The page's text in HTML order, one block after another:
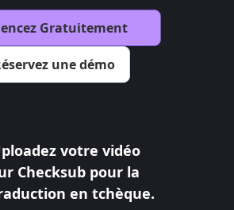
une démo
Gratuitement
votre vidéo
Checksub pour la
en tchèque.